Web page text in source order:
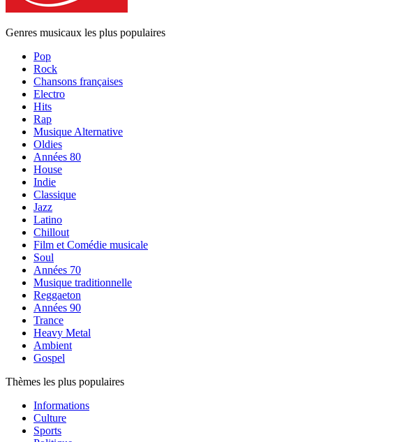
Genres musicaux les plus populaires
Pop
Rock
Chansons françaises
Electro
Hits
Rap
Musique Alternative
Oldies
Années 80
House
Indie
Classique
Jazz
Latino
Chillout
Film et Comédie musicale
Soul
Années 70
Musique traditionnelle
Reggaeton
Années 90
Trance
Heavy Metal
Ambient
Gospel
Thèmes les plus populaires
Informations
Culture
Sports